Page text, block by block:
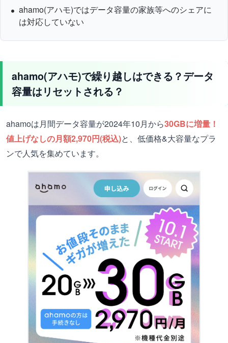
ahamo(アハモ)ではデータ容量の家族等へのシェアに
は対応していない
ahamo(アハモ)で繰り越しはできる？データ
容量はリセットされる？
ahamoは月間データ容量が2024年10月から30GBに増量！
値上げなしの月額2,970円(税込)と、低価格&大容量なプラ
ンで人気を集めています。